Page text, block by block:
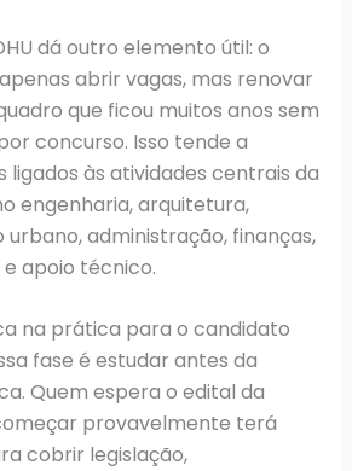
dá outro elemento útil: o
abrir vagas, mas renovar
que ficou muitos anos sem
concurso. Isso tende a
às atividades centrais da
engenharia, arquitetura,
administração, finanças,
apoio técnico.
na prática para o candidato
fase é estudar antes da
Quem espera o edital da
provavelmente terá
cobrir legislação,